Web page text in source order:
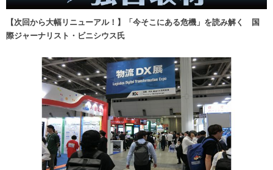
【次回から大幅リニューアル！】「今そこにある危機」を読み解く 国
際ジャーナリスト・ビニシウス氏